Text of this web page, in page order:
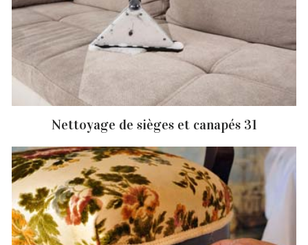
Nettoyage de sièges et canapés 31